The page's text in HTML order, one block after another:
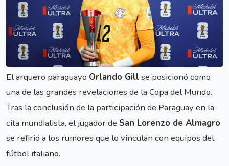
El arquero paraguayo Orlando Gillse posicionó como
una de las grandes revelaciones de la Copa del Mundo.
Tras la conclusión de la participación de Paraguay en la
cita mundialista, el jugador de San Lorenzo de Almagro
se refirió a los rumores que lo vinculan con equipos del
fútbol italiano.